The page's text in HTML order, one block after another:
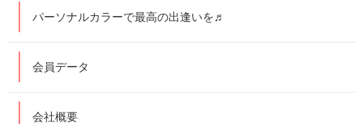
パーソナルカラーで最高の出逢いを♬
会員データ
会社概要